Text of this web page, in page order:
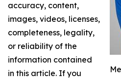
accuracy, content,
images, videos, licenses,
completeness, legality,
or reliability of the
information contained
in this article. If you